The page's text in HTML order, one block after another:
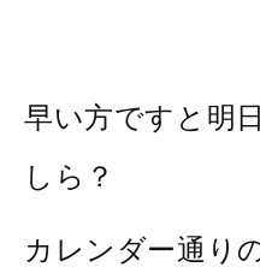
早い方ですと明
しら？
カレンダー通り